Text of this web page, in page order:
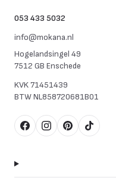
053 433 5032
info@mokana.nl
Hogelandsingel 49
7512 GB Enschede
KVK71451439
BTWNL858720681B01
FacebookInstagram
Pinterest
TikTok